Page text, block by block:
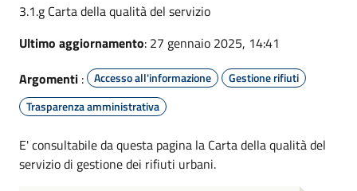
3.1.g Carta della qualità del servizio
Ultimo aggiornamento: 27 gennaio 2025, 14:41
Argomenti : Accesso all'informazione
Gestione rifiuti
Trasparenza amministrativa
E' consultabile da questa pagina la Carta della qualità del
servizio di gestione dei rifiuti urbani.